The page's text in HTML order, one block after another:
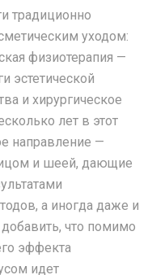
традиционно
уходом:
физиотерапия —
эстетической
и хирургическое
лет в этот
направление —
и шеей, дающие
а иногда даже и
что помимо
эффекта
идет